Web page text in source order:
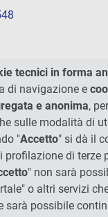
tecnici in forma
di navigazione e
e anonima,
sulle modalità di
"Accetto" si dà il
di terze
" non sarà
o altri servizi
sarà possibile